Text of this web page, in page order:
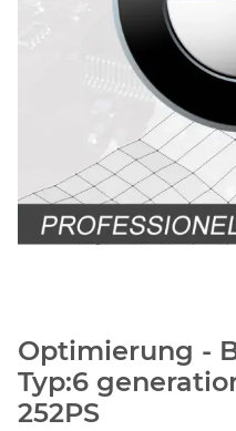
Optimierung -
Typ:6
252PS